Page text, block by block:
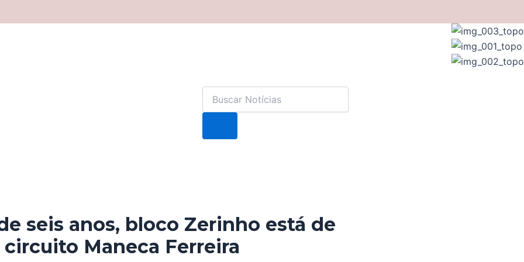
seis anos, bloco Zerinho está de
Maneca Ferreira